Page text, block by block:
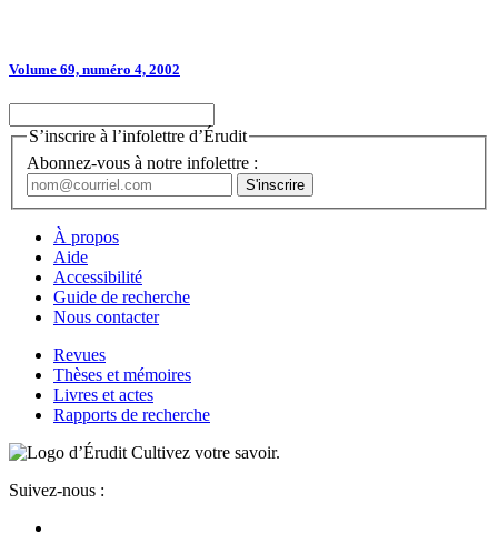
Volume 69, numéro 4, 2002
S’inscrire à l’infolettre d’Érudit
Abonnez-vous à notre infolettre :
À propos
Aide
Accessibilité
Guide de recherche
Nous contacter
Revues
Thèses et mémoires
Livres et actes
Rapports de recherche
Cultivez votre savoir.
Suivez-nous :